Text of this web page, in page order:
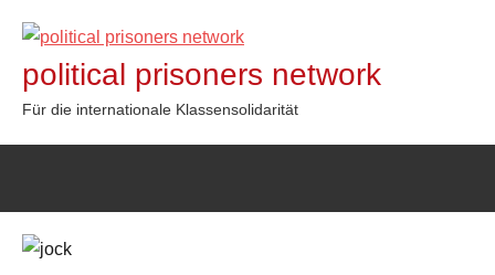
Inhalt
springen
political prisoners network
Für die internationale Klassensolidarität